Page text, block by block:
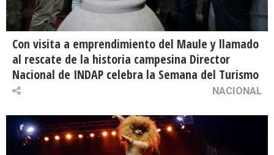
Con visita a emprendimiento del Maule y llamado
al rescate de la historia campesina Director
Nacional de INDAP celebra la Semana del Turismo
NACIONAL